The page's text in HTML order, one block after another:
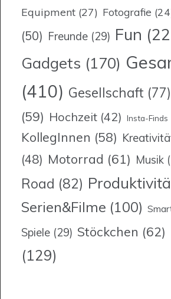
Equipment (27) Fotografie
(50) Freunde (29) Fun
Gadgets (170)
(410) Gesellschaft (77)
(59) Hochzeit (42) Insta-Finds
KollegInnen (58)
(48) Motorrad (61) Musik
Road (82)
Serien&Filme (100)
Spiele (29) Stöckchen (62)
(129)